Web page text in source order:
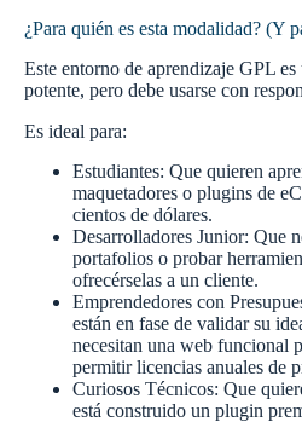
¿Para quién es esta modalidad? (Y
Este entorno de aprendizaje GPL es
potente, pero debe usarse con
Es ideal para:
Estudiantes: Que quieren
maquetadores o plugins de
cientos de dólares.
Desarrolladores Junior: Que
portafolios o probar
ofrecérselas a un cliente.
Emprendedores con
están en fase de validar su
necesitan una web funcional
permitir licencias anuales de
Curiosos Técnicos: Que
está construido un plugin